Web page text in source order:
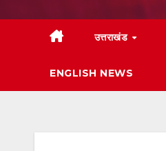
उत्तराखंड
ENGLISH NEWS